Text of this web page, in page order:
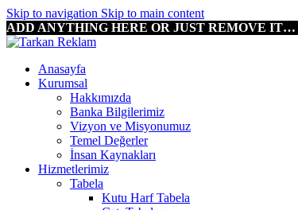
Skip to navigation Skip to main content
ADD ANYTHING HERE OR JUST REMOVE IT…
Anasayfa
Kurumsal
Hakkımızda
Banka Bilgilerimiz
Vizyon ve Misyonumuz
Temel Değerler
İnsan Kaynakları
Hizmetlerimiz
Tabela
Kutu Harf Tabela